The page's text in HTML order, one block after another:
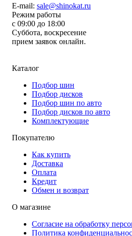
E-mail: sale@shinokat.ru
Режим работы
с 09:00 до 18:00
Суббота, воскресение
прием заявок онлайн.
Каталог
Подбор шин
Подбор дисков
Подбор шин по авто
Подбор дисков по авто
Комплектующие
Покупателю
Как купить
Доставка
Оплата
Кредит
Обмен и возврат
О магазине
Согласие на обработку
Политика